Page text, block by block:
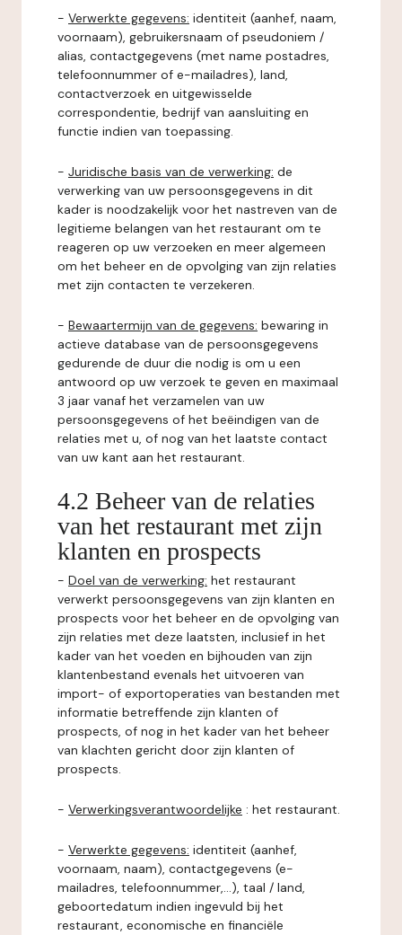
- Verwerkte gegevens: identiteit (aanhef, naam,
voornaam), gebruikersnaam of pseudoniem /
alias, contactgegevens (met name postadres,
telefoonnummer of e-mailadres), land,
contactverzoek en uitgewisselde
correspondentie, bedrijf van aansluiting en
functie indien van toepassing.
- Juridische basis van de verwerking: de
verwerking van uw persoonsgegevens in dit
kader is noodzakelijk voor het nastreven van de
legitieme belangen van het restaurant om te
reageren op uw verzoeken en meer algemeen
om het beheer en de opvolging van zijn relaties
met zijn contacten te verzekeren.
- Bewaartermijn van de gegevens: bewaring in
actieve database van de persoonsgegevens
gedurende de duur die nodig is om u een
antwoord op uw verzoek te geven en maximaal
3 jaar vanaf het verzamelen van uw
persoonsgegevens of het beëindigen van de
relaties met u, of nog van het laatste contact
van uw kant aan het restaurant.
4.2 Beheer van de relaties
van het restaurant met zijn
klanten en prospects
- Doel van de verwerking: het restaurant
verwerkt persoonsgegevens van zijn klanten en
prospects voor het beheer en de opvolging van
zijn relaties met deze laatsten, inclusief in het
kader van het voeden en bijhouden van zijn
klantenbestand evenals het uitvoeren van
import- of exportoperaties van bestanden met
informatie betreffende zijn klanten of
prospects, of nog in het kader van het beheer
van klachten gericht door zijn klanten of
prospects.
- Verwerkingsverantwoordelijke : het restaurant.
- Verwerkte gegevens: identiteit (aanhef,
voornaam, naam), contactgegevens (e-
mailadres, telefoonnummer,...), taal / land,
geboortedatum indien ingevuld bij het
restaurant, economische en financiële